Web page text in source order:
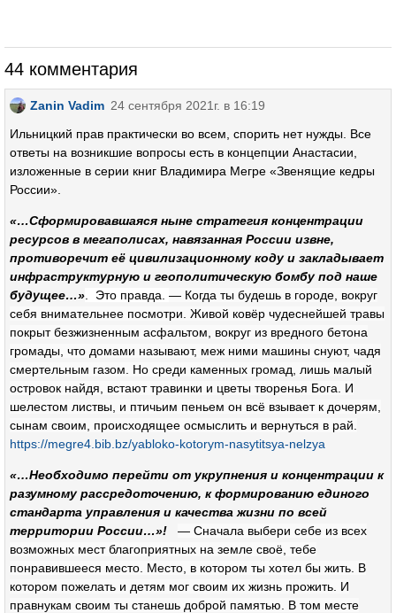
44 комментария
Zanin Vadim 24 сентября 2021г. в 16:19
Ильницкий прав практически во всем, спорить нет нужды. Все
ответы на возникшие вопросы есть в концепции Анастасии,
изложенные в серии книг Владимира Мегре «Звенящие кедры
России».
«…Сформировавшаяся ныне стратегия концентрации
ресурсов в мегаполисах, навязанная России извне,
противоречит её цивилизационному коду и закладывает
инфраструктурную и геополитическую бомбу под наше
будущее…» . Это правда. — Когда ты будешь в городе, вокруг
себя вниматель­нее посмотри. Живой ковёр чудеснейшей травы
покрыт безжизненным асфальтом, вокруг из вредного бетона
гро­мады, что домами называют, меж ними машины снуют, чадя
смертельным газом. Но среди каменных громад, лишь малый
островок найдя, встают травинки и цветы творенья Бога. И
шелестом листвы, и птичьим пеньем он всё взывает к дочерям,
сынам своим, происходящее ос­мыслить и вернуться в рай.
https://megre4.bib.bz/yabloko-kotorym-nasytitsya-nelzya
«…Необходимо перейти от укрупнения и концентрации к
разумному рассредоточению, к формированию единого
стандарта управления и качества жизни по всей
территории России…»! — Сначала выбери себе из всех
возможных мест бла­гоприятных на земле своё, тебе
понравившееся место. Ме­сто, в котором ты хотел бы жить. В
котором пожелать и детям мог своим их жизнь прожить. И
правнукам своим ты станешь доброй памятью. В том месте